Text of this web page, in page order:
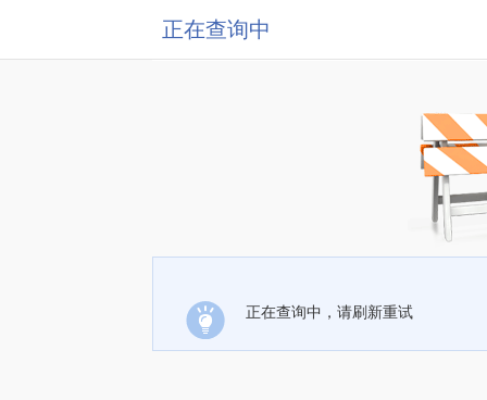
正在查询中
正在查询中，请刷新重试